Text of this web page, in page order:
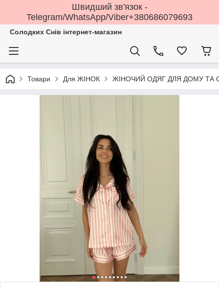
Швидший зв'язок -
Telegram/WhatsApp/Viber+380686079693
Солодких Снів інтернет-магазин
Товари Для ЖІНОК ЖІНОЧИЙ ОДЯГ ДЛЯ ДОМУ ТА